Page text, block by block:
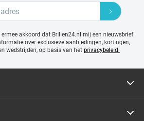
ermee akkoord dat Brillen24.nl mij een nieuwsbrief
over exclusieve aanbiedingen, kortingen,
wedstrijden, op basis van het privacybeleid.